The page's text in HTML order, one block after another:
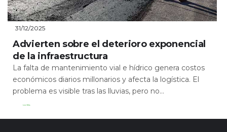
31/12/2025
Advierten sobre el deterioro exponencial
de la infraestructura
La falta de mantenimiento vial e hídrico genera costos
económicos diarios millonarios y afecta la logística. El
problema es visible tras las lluvias, pero no...
Leer Más